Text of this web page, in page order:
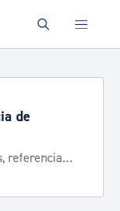
Buscar
Semana Grande
Cortes de tráfico y
de transporte